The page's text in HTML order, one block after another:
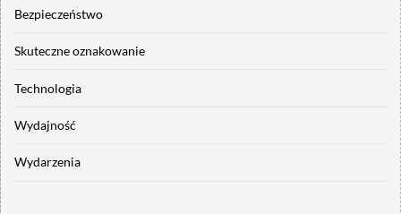
Bezpieczeństwo
Skuteczne oznakowanie
Technologia
Wydajność
Wydarzenia